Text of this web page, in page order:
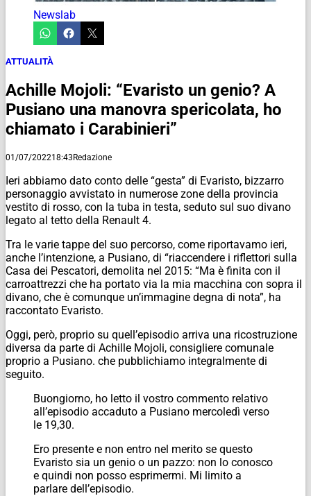
Newslab
ATTUALITÀ
Achille Mojoli: “Evaristo un genio? A
Pusiano una manovra spericolata, ho
chiamato i Carabinieri”
01/07/202218:43Redazione
Ieri abbiamo dato conto delle “gesta” di Evaristo, bizzarro
personaggio avvistato in numerose zone della provincia
vestito di rosso, con la tuba in testa, seduto sul suo divano
legato al tetto della Renault 4.
Tra le varie tappe del suo percorso, come riportavamo ieri,
anche l’intenzione, a Pusiano, di “riaccendere i riflettori sulla
Casa dei Pescatori, demolita nel 2015: “Ma è finita con il
carroattrezzi che ha portato via la mia macchina con sopra il
divano, che è comunque un’immagine degna di nota”, ha
raccontato Evaristo.
Oggi, però, proprio su quell’episodio arriva una ricostruzione
diversa da parte di Achille Mojoli, consigliere comunale
proprio a Pusiano. che pubblichiamo integralmente di
seguito.
Buongiorno, ho letto il vostro commento relativo
all’episodio accaduto a Pusiano mercoledì verso
le 19,30.
Ero presente e non entro nel merito se questo
Evaristo sia un genio o un pazzo: non lo conosco
e quindi non posso esprimermi. Mi limito a
parlare dell’episodio.